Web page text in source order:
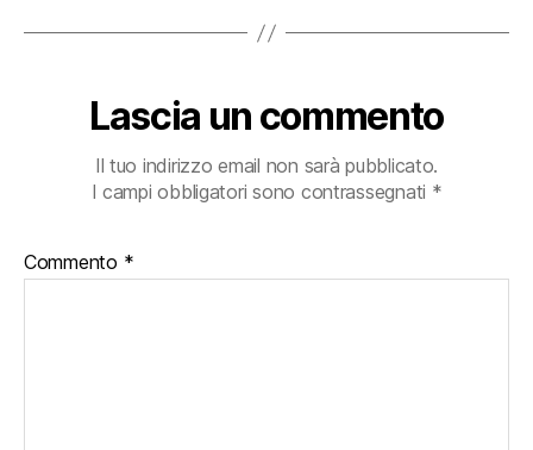
Lascia un commento
Il tuo indirizzo email non sarà pubblicato.
I campi obbligatori sono contrassegnati *
Commento *